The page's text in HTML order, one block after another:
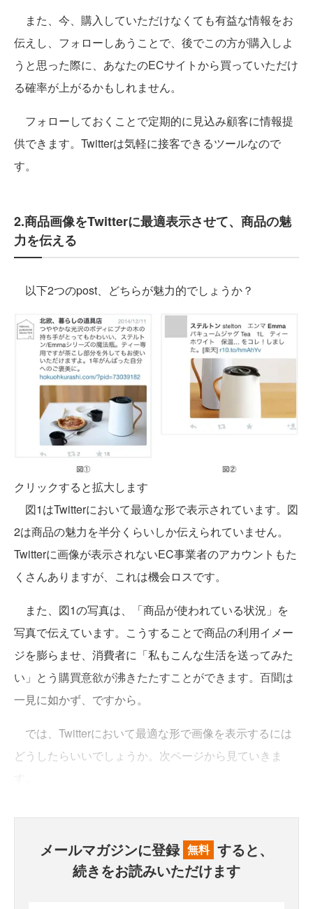
また、今、購入していただけなくても有益な情報をお
伝えし、フォローしあうことで、後でこの方が購入しよ
うと思った際に、あなたのECサイトから買っていただけ
る確率が上がるかもしれません。
フォローしておくことで定期的に見込み顧客に情報提
供できます。Twitterは気軽に接客できるツールなので
す。
2.商品画像をTwitterに最適表示させて、商品の魅
力を伝える
以下2つのpost、どちらが魅力的でしょうか？
クリックすると拡大します
図1はTwitterにおいて最適な形で表示されています。図
2は商品の魅力を半分くらいしか伝えられていません。
Twitterに画像が表示されないEC事業者のアカウントもた
くさんありますが、これは機会ロスです。
また、図1の写真は、「商品が使われている状況」を
写真で伝えています。こうすることで商品の利用イメー
ジを膨らませ、消費者に「私もこんな生活を送ってみた
い」とう購買意欲が沸きたたすことができます。百聞は
一見に如かず、ですから。
では、Twitterにおいて最適な形で画像を表示するには
どうしたらいいでしょうか。次ページから見ていきま
メールマガジンに登録 無料 すると、
続きをお読みいただけます